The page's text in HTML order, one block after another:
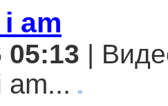
am
05:13 |
am...